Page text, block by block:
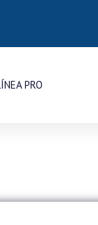
PRO